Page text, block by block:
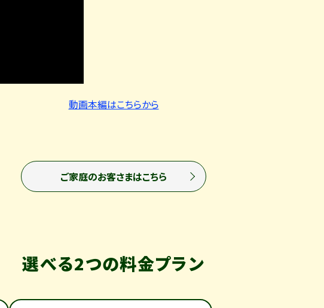
動画本編はこちらから
ご家庭のお客さまはこちら
選べる2つの料金プラン